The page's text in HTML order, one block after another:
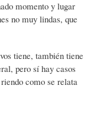
momento y lugar
no muy lindas, que
tiene, también tiene
pero sí hay casos
como se relata